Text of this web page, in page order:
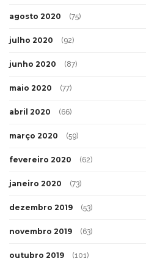
agosto 2020 (75)
julho 2020 (92)
junho 2020 (87)
maio 2020 (77)
abril 2020 (66)
março 2020 (59)
fevereiro 2020 (62)
janeiro 2020 (73)
dezembro 2019 (53)
novembro 2019 (63)
outubro 2019 (101)